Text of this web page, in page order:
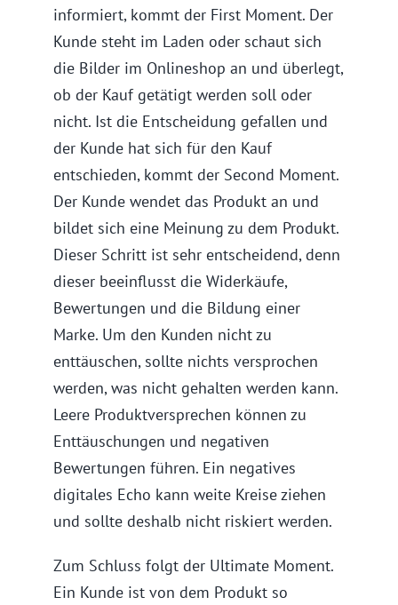
informiert, kommt der First Moment. Der
Kunde steht im Laden oder schaut sich
die Bilder im Onlineshop an und überlegt,
ob der Kauf getätigt werden soll oder
nicht. Ist die Entscheidung gefallen und
der Kunde hat sich für den Kauf
entschieden, kommt der Second Moment.
Der Kunde wendet das Produkt an und
bildet sich eine Meinung zu dem Produkt.
Dieser Schritt ist sehr entscheidend, denn
dieser beeinflusst die Widerkäufe,
Bewertungen und die Bildung einer
Marke. Um den Kunden nicht zu
enttäuschen, sollte nichts versprochen
werden, was nicht gehalten werden kann.
Leere Produktversprechen können zu
Enttäuschungen und negativen
Bewertungen führen. Ein negatives
digitales Echo kann weite Kreise ziehen
und sollte deshalb nicht riskiert werden.
Zum Schluss folgt der Ultimate Moment.
Ein Kunde ist von dem Produkt so